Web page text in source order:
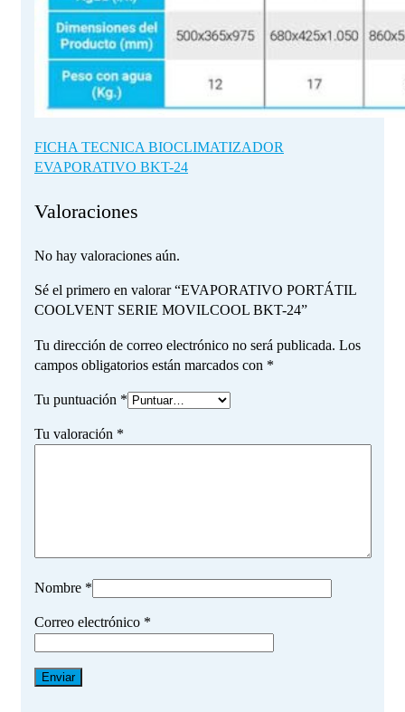
FICHA TECNICA BIOCLIMATIZADOR
EVAPORATIVO BKT-24
Valoraciones
No hay valoraciones aún.
Sé el primero en valorar “EVAPORATIVO PORTÁTIL
COOLVENT SERIE MOVILCOOL BKT-24”
Tu dirección de correo electrónico no será publicada. Los
campos obligatorios están marcados con *
Tu puntuación *
Tu valoración *
Nombre *
Correo electrónico *